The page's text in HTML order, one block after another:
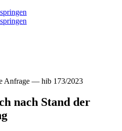
Anfrage — hib 173/2023
nach Stand der